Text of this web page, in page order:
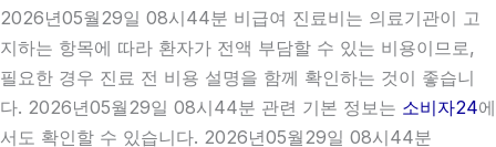
2026년05월29일 08시44분 비급여 진료비는 의료기관이 고
지하는 항목에 따라 환자가 전액 부담할 수 있는 비용이므로,
필요한 경우 진료 전 비용 설명을 함께 확인하는 것이 좋습니
다. 2026년05월29일 08시44분 관련 기본 정보는 소비자24에
서도 확인할 수 있습니다. 2026년05월29일 08시44분